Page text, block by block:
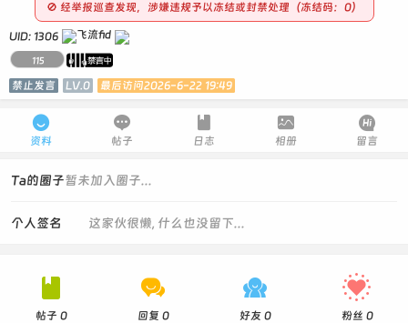
🚫 经举报巡查发现，涉嫌违规予以冻结或封禁处理（冻结码：0）
UID: 1306
115
禁止发言 LV.0 最后访问2026-6-22 19:49

资料

帖子

日志

相册

留言
Ta的圈子暂未加入圈子...
这家伙很懒, 什么也没留下...
个人签名

帖子 0

回复 0

好友 0

粉丝 0